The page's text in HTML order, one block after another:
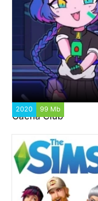
2020 99 Mb
Gacha Club